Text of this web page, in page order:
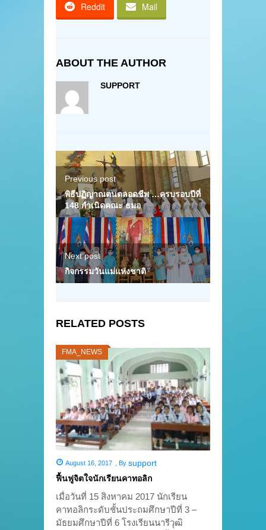
Reddit Mail
ABOUT THE AUTHOR
SUPPORT
Previous post
พิธีปฏิญาณตนตลอดชีพ …ครบรอบปีที่
148 กำเนิดคณะ ธมอ
Next post
กิจกรรมวันแม่แห่งชาติ
RELATED POSTS
FMA_NEWS
August 16, 2017 , By support
ฟื้นฟูจิตใจนักเรียนคาทอลิก
เมื่อวันที่ 15 สิงหาคม 2017 นักเรียน
คาทอลิกระดับชั้นประถมศึกษาปีที่ 3 –
มัธยมศึกษาปีที่ 6 โรงเรียนนารีวุฒิ